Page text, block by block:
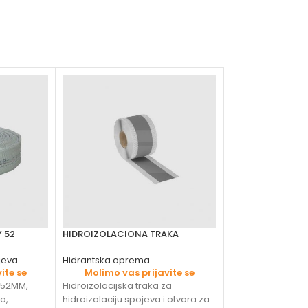
52
se
HIDROIZOLACIONA TRAKA
Hidrantska oprema
Molimo vas prijavite se
Hidroizolacijska traka za
hidroizolaciju spojeva i otvora za